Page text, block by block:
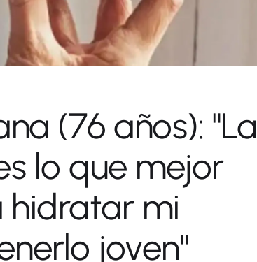
(76 años): "La
lo que mejor
hidratar mi
joven"